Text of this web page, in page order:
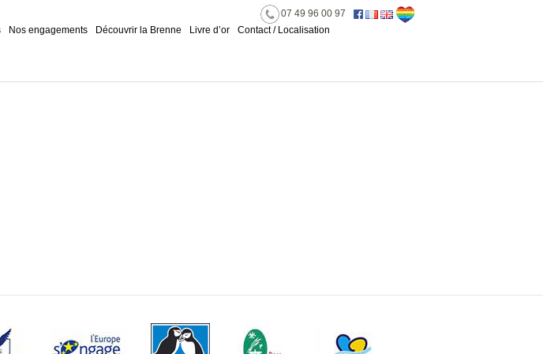
07 49 96 00 97
Nos engagements Découvrir la Brenne Livre d’or Contact / Localisation